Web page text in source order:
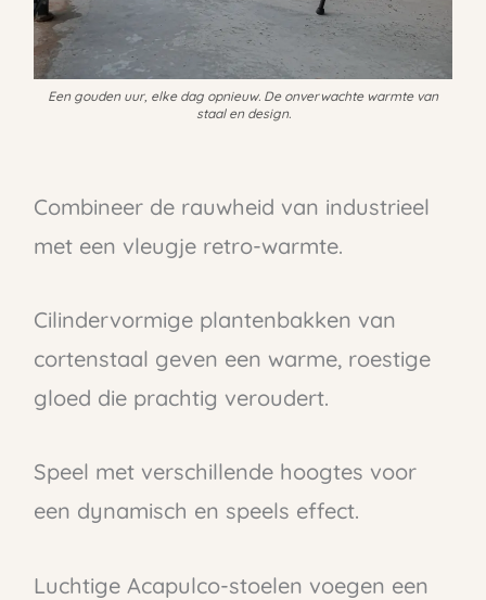
Een gouden uur, elke dag opnieuw. De onverwachte warmte van
staal en design.
Combineer de rauwheid van industrieel
met een vleugje retro-warmte.
Cilindervormige plantenbakken van
cortenstaal geven een warme, roestige
gloed die prachtig veroudert.
Speel met verschillende hoogtes voor
een dynamisch en speels effect.
Luchtige Acapulco-stoelen voegen een